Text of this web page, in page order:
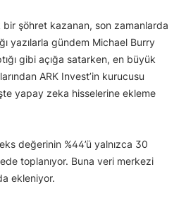
şöhret kazanan, son zamanlarda
yazılarla gündem Michael Burry
gibi açığa satarken, en büyük
ARK Invest’in kurucusu
yapay zeka hisselerine ekleme
değerinin %44’ü yalnızca 30
toplanıyor. Buna veri merkezi
ekleniyor.